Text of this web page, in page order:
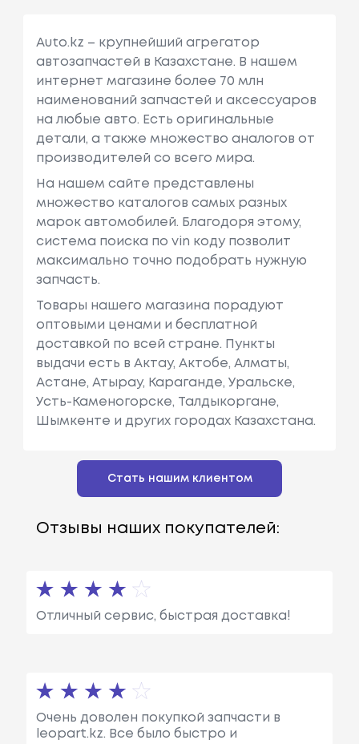
Auto.kz – крупнейший агрегатор
автозапчастей в Казахстане. В нашем
интернет магазине более 70 млн
наименований запчастей и аксессуаров
на любые авто. Есть оригинальные
детали, а также множество аналогов от
производителей со всего мира.
На нашем сайте представлены
множество каталогов самых разных
марок автомобилей. Благодоря этому,
система поиска по vin коду позволит
максимально точно подобрать нужную
запчасть.
Товары нашего магазина порадуют
оптовыми ценами и бесплатной
доставкой по всей стране. Пункты
выдачи есть в Актау, Актобе, Алматы,
Астане, Атырау, Караганде, Уральске,
Усть-Каменогорске, Талдыкоргане,
Шымкенте и других городах Казахстана.
Стать нашим клиентом
Отзывы наших покупателей:
Отличный сервис, быстрая доставка!
Очень доволен покупкой запчасти в
leopart.kz. Все было быстро и